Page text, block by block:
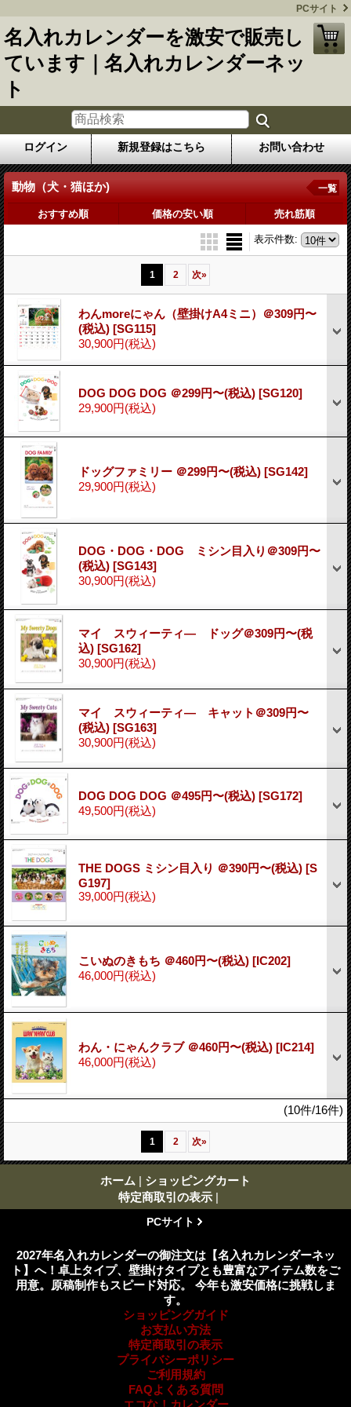
PCサイト
名入れカレンダーを激安で販売し
ています｜名入れカレンダーネッ
ト
ログイン 新規登録はこちら お問い合わせ
動物（犬・猫ほか) 一覧
おすすめ順 価格の安い順 売れ筋順
表示件数:
1 2 次»
わんmoreにゃん（壁掛けA4ミニ）＠309円〜
(税込) [SG115]
30,900円(税込)
DOG DOG DOG ＠299円〜(税込) [SG120]
29,900円(税込)
ドッグファミリー ＠299円〜(税込) [SG142]
29,900円(税込)
DOG・DOG・DOG ミシン目入り＠309円〜
(税込) [SG143]
30,900円(税込)
マイ スウィーティ― ドッグ＠309円〜(税
込) [SG162]
30,900円(税込)
マイ スウィーティ― キャット＠309円〜
(税込) [SG163]
30,900円(税込)
DOG DOG DOG ＠495円〜(税込) [SG172]
49,500円(税込)
THE DOGS ミシン目入り ＠390円〜(税込) [S
G197]
39,000円(税込)
こいぬのきもち ＠460円〜(税込) [IC202]
46,000円(税込)
わん・にゃんクラブ ＠460円〜(税込) [IC214]
46,000円(税込)
(10件/16件)
1 2 次»
ホーム | ショッピングカート
特定商取引の表示 |
PCサイト
2027年名入れカレンダーの御注文は【名入れカレンダーネッ
ト】へ！卓上タイプ、壁掛けタイプとも豊富なアイテム数をご
用意。原稿制作もスピード対応。 今年も激安価格に挑戦しま
す。
ショッピングガイド
お支払い方法
特定商取引の表示
プライバシーポリシー
ご利用規約
FAQよくある質問
エコな！カレンダー